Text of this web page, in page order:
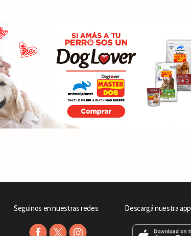
Seguinos en nuestras redes Descargá nuestra app